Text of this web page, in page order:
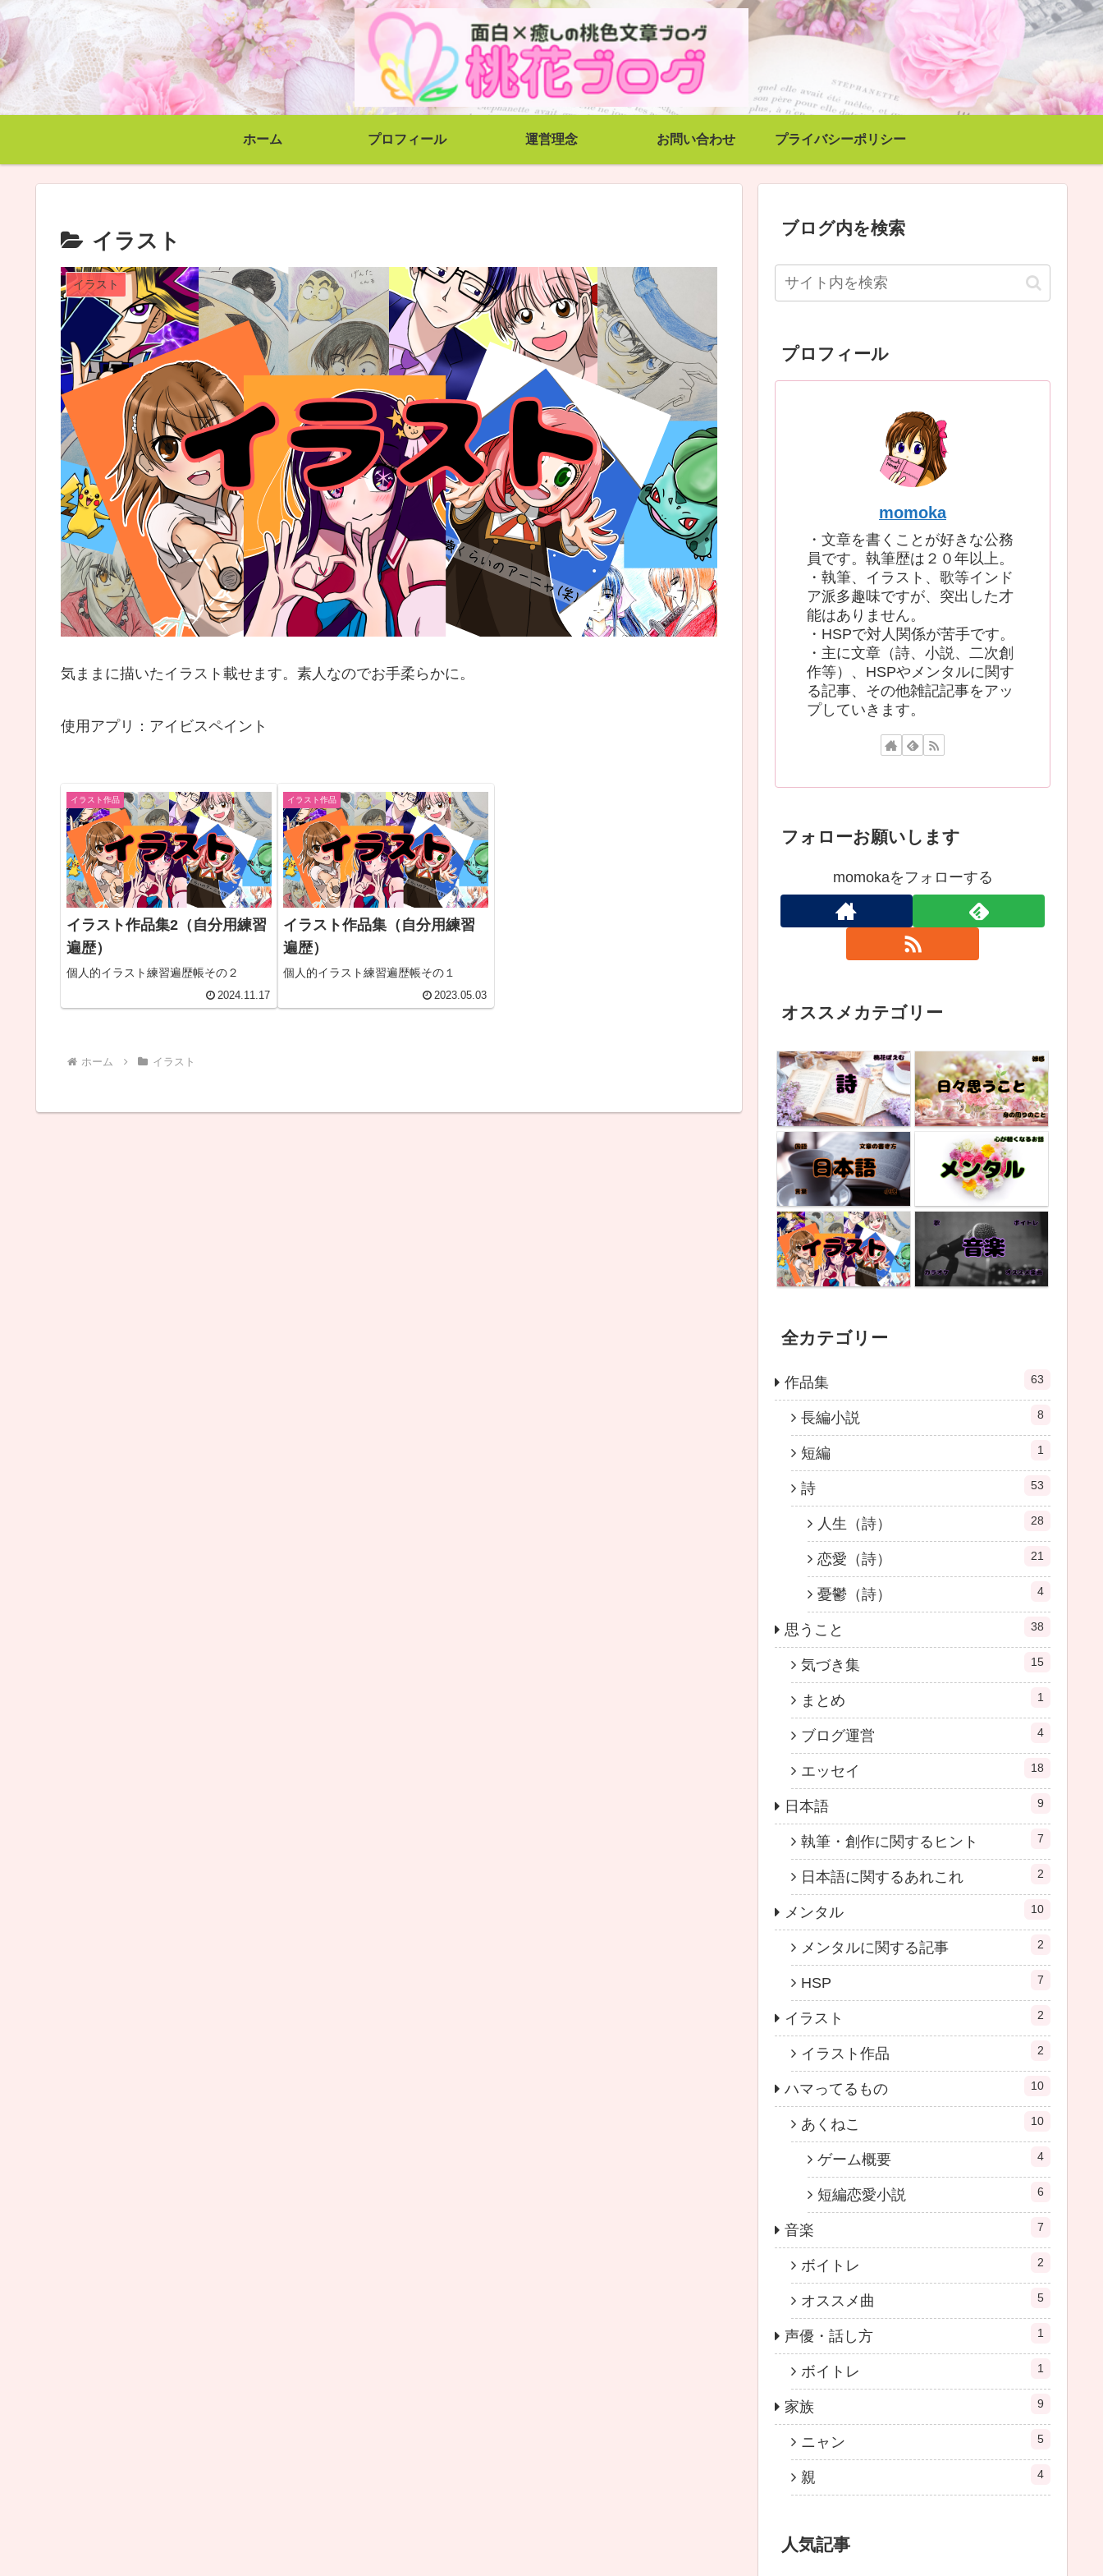
ホーム プロフィール 運営理念 お問い合わせ プライバシーポリシー
イラスト
イラスト
気ままに描いたイラスト載せます。素人なのでお手柔らかに。
使用アプリ：アイビスペイント
イラスト作品
イラスト作品集2（自分用練習
遍歴）
個人的イラスト練習遍歴帳その２
2024.11.17
イラスト作品
イラスト作品集（自分用練習
遍歴）
個人的イラスト練習遍歴帳その１
2023.05.03
ホーム イラスト
ブログ内を検索
プロフィール
momoka
・文章を書くことが好きな公務
員です。執筆歴は２０年以上。
・執筆、イラスト、歌等インド
ア派多趣味ですが、突出した才
能はありません。
・HSPで対人関係が苦手です。
・主に文章（詩、小説、二次創
作等）、HSPやメンタルに関す
る記事、その他雑記記事をアッ
プしていきます。
フォローお願いします
momokaをフォローする
オススメカテゴリー
全カテゴリー
作品集 63
長編小説 8
短編 1
詩 53
人生（詩） 28
恋愛（詩） 21
憂鬱（詩） 4
思うこと 38
気づき集 15
まとめ 1
ブログ運営 4
エッセイ 18
日本語 9
執筆・創作に関するヒント 7
日本語に関するあれこれ 2
メンタル 10
メンタルに関する記事 2
HSP 7
イラスト 2
イラスト作品 2
ハマってるもの 10
あくねこ 10
ゲーム概要 4
短編恋愛小説 6
音楽 7
ボイトレ 2
オススメ曲 5
声優・話し方 1
ボイトレ 1
家族 9
ニャン 5
親 4
人気記事